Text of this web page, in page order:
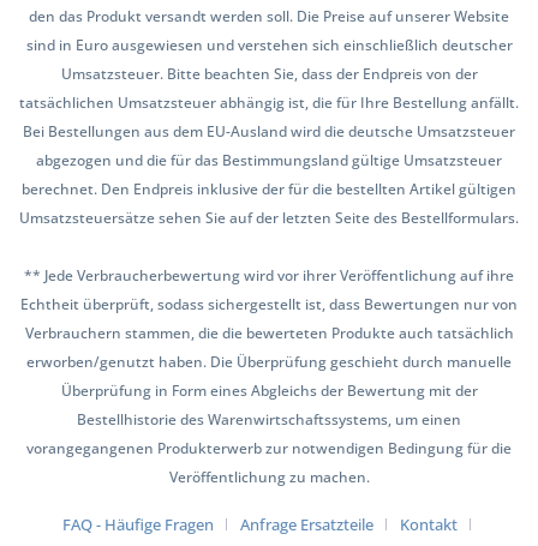
den das Produkt versandt werden soll. Die Preise auf unserer Website
sind in Euro ausgewiesen und verstehen sich einschließlich deutscher
Umsatzsteuer. Bitte beachten Sie, dass der Endpreis von der
tatsächlichen Umsatzsteuer abhängig ist, die für Ihre Bestellung anfällt.
Bei Bestellungen aus dem EU-Ausland wird die deutsche Umsatzsteuer
abgezogen und die für das Bestimmungsland gültige Umsatzsteuer
berechnet. Den Endpreis inklusive der für die bestellten Artikel gültigen
Umsatzsteuersätze sehen Sie auf der letzten Seite des Bestellformulars.
** Jede Verbraucherbewertung wird vor ihrer Veröffentlichung auf ihre
Echtheit überprüft, sodass sichergestellt ist, dass Bewertungen nur von
Verbrauchern stammen, die die bewerteten Produkte auch tatsächlich
erworben/genutzt haben. Die Überprüfung geschieht durch manuelle
Überprüfung in Form eines Abgleichs der Bewertung mit der
Bestellhistorie des Warenwirtschaftssystems, um einen
vorangegangenen Produkterwerb zur notwendigen Bedingung für die
Veröffentlichung zu machen.
FAQ - Häufige Fragen Anfrage Ersatzteile Kontakt